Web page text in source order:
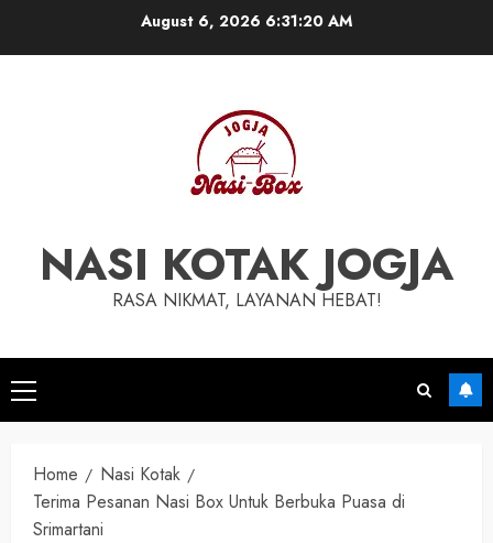
August 6, 20266:31:21 AM
NASI KOTAK JOGJA
RASA NIKMAT, LAYANAN HEBAT!
Primary
Menu
Home
Nasi Kotak
Terima Pesanan Nasi Box Untuk Berbuka Puasa di
Srimartani